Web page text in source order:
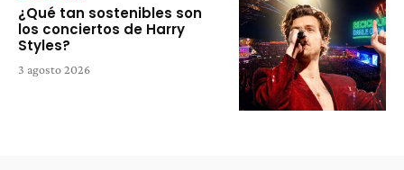
¿Qué tan sostenibles son
los conciertos de Harry
Styles?
3 agosto 2026